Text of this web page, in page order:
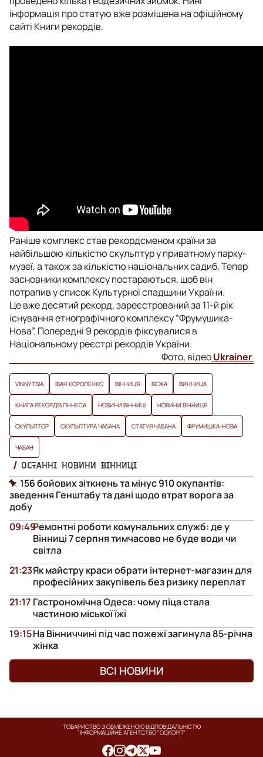
інформація про статую вже розміщена на офіційному
сайті Книги рекордів.
Раніше комплекс став рекордсменом країни за
найбільшою кількістю скульптур у приватному парку-
музеї, а також за кількістю національних садиб. Тепер
засновники комплексу постараються, щоб він
потрапив у список Культурної спадщини України.
Це вже десятий рекорд, зареєстрований за 11-й рік
існування етнографічного комплексу “Фрумушика-
Нова”. Попередні 9 рекордів фіксувалися в
Національному реєстрі рекордів України.
Фото, відеоUkrainer
VINNYTSIA ІВАН КОРОЛЕНКО ВІННИЦЯ ВЕЖА ВИННИЦА
КНИГА РЕКОРДІВ ГІННЕСА НОВИНИ ВІННИЦІ НОВИНИ ВІННИЦЯ
СКУЛЬПТОР СКУЛЬПТУРА ЧАБАНА СТАТУЯ ЧАБАНА ФРУМИШКА-НОВА
ЧАБАН
ОСТАННІ НОВИНИ ВІННИЦІ
156 бойових зіткнень та мінус 910 окупантів:
зведення Генштабу та дані щодо втрат ворога за
добу
Ремонтні роботи комунальних служб: де у
Вінниці 7 серпня тимчасово не буде води чи
світла
09:49
Як майстру краси обрати інтернет-магазин для
професійних закупівель без ризику переплат
21:23
Гастрономічна Одеса: чому піца стала
частиною міської їжі
21:17
На Вінниччині під час пожежі загинула 85-річна
жінка
19:15
ВСІ НОВИНИ
ТОВАРИСТВО З ОБМЕЖЕНОЮ ВІДПОВІДАЛЬНІСТЮ
"ІНФОРМАЦІЙНЕ АГЕНТСТВО "ОСКОРП"